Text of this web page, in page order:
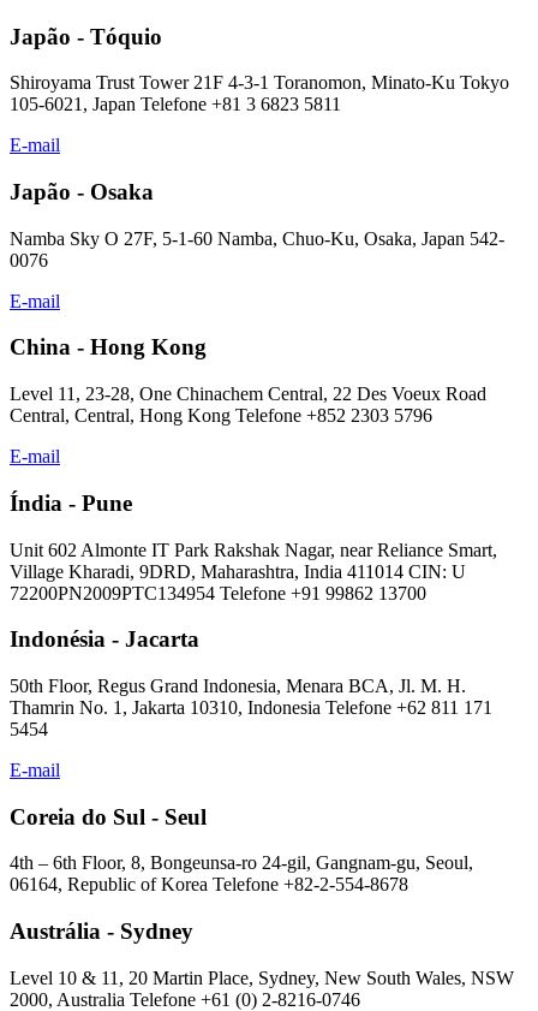
Japão - Tóquio
Shiroyama Trust Tower 21F 4-3-1 Toranomon, Minato-Ku Tokyo
105-6021, Japan Telefone +81 3 6823 5811
E-mail
Japão - Osaka
Namba Sky O 27F, 5-1-60 Namba, Chuo-Ku, Osaka, Japan 542-
0076
E-mail
China - Hong Kong
Level 11, 23-28, One Chinachem Central, 22 Des Voeux Road
Central, Central, Hong Kong Telefone +852 2303 5796
E-mail
Índia - Pune
Unit 602 Almonte IT Park Rakshak Nagar, near Reliance Smart,
Village Kharadi, 9DRD, Maharashtra, India 411014 CIN: U
72200PN2009PTC134954 Telefone +91 99862 13700
Indonésia - Jacarta
50th Floor, Regus Grand Indonesia, Menara BCA, Jl. M. H.
Thamrin No. 1, Jakarta 10310, Indonesia Telefone +62 811 171
5454
E-mail
Coreia do Sul - Seul
4th – 6th Floor, 8, Bongeunsa-ro 24-gil, Gangnam-gu, Seoul,
06164, Republic of Korea Telefone +82-2-554-8678
Austrália - Sydney
Level 10 & 11, 20 Martin Place, Sydney, New South Wales, NSW
2000, Australia Telefone +61 (0) 2-8216-0746